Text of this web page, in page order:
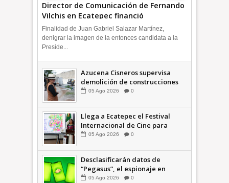
Director de Comunicación de Fernando
Vilchis en Ecatepec financió
publicaciones en redes sociales en
contra de Azucena Cisneros: TEEM
INFORMATIVA
Finalidad de Juan Gabriel Salazar Martínez,
denigrar la imagen de la entonces candidata a la
Preside...
Azucena Cisneros supervisa
demolición de construcciones
ilegales en zona federal
05 Ago 2026 0
Llega a Ecatepec el Festival
Internacional de Cine para
Niños (… y no tan Niños) +Video
05 Ago 2026 0
Desclasificarán datos de
“Pegasus”, el espionaje en
México que afectó a cientos de
05 Ago 2026 0